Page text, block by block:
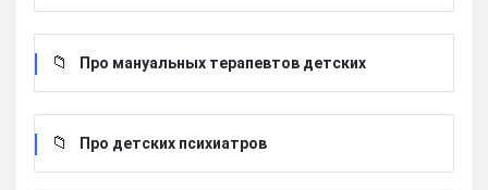
Про мануальных терапевтов детских
Про детских психиатров